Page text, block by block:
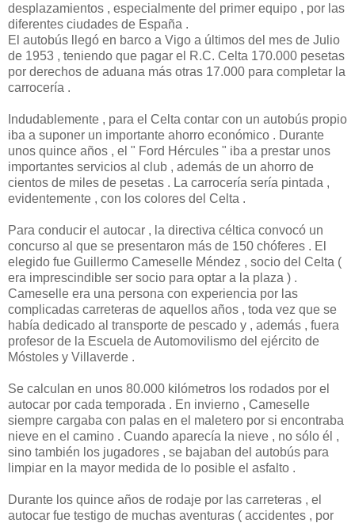
desplazamientos , especialmente del primer equipo , por las
diferentes ciudades de España .
El autobús llegó en barco a Vigo a últimos del mes de Julio
de 1953 , teniendo que pagar el R.C. Celta 170.000 pesetas
por derechos de aduana más otras 17.000 para completar la
carrocería .
Indudablemente , para el Celta contar con un autobús propio
iba a suponer un importante ahorro económico . Durante
unos quince años , el " Ford Hércules " iba a prestar unos
importantes servicios al club , además de un ahorro de
cientos de miles de pesetas . La carrocería sería pintada ,
evidentemente , con los colores del Celta .
Para conducir el autocar , la directiva céltica convocó un
concurso al que se presentaron más de 150 chóferes . El
elegido fue Guillermo Cameselle Méndez , socio del Celta (
era imprescindible ser socio para optar a la plaza ) .
Cameselle era una persona con experiencia por las
complicadas carreteras de aquellos años , toda vez que se
había dedicado al transporte de pescado y , además , fuera
profesor de la Escuela de Automovilismo del ejército de
Móstoles y Villaverde .
Se calculan en unos 80.000 kilómetros los rodados por el
autocar por cada temporada . En invierno , Cameselle
siempre cargaba con palas en el maletero por si encontraba
nieve en el camino . Cuando aparecía la nieve , no sólo él ,
sino también los jugadores , se bajaban del autobús para
limpiar en la mayor medida de lo posible el asfalto .
Durante los quince años de rodaje por las carreteras , el
autocar fue testigo de muchas aventuras ( accidentes , por